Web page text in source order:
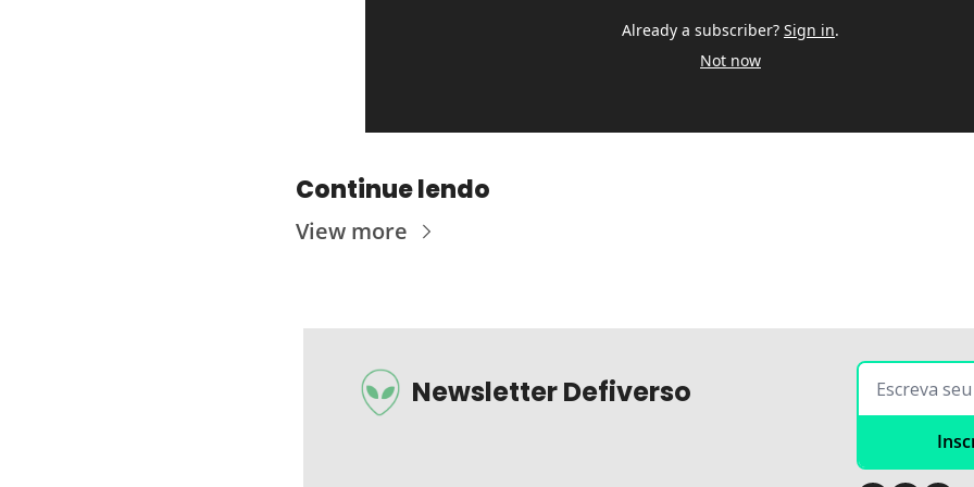
Already a subscriber? Sign in.
Not now
Continue lendo
View more
Newsletter Defiverso